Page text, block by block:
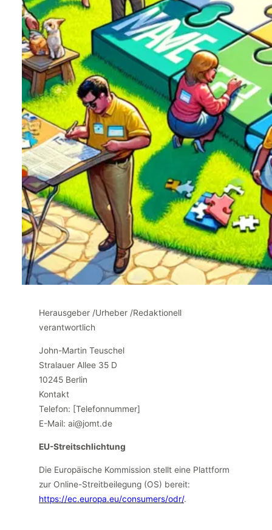
Herausgeber /Urheber /Redaktionell
verantwortlich
John-Martin Teuschel
Stralauer Allee 35 D
10245 Berlin
Kontakt
Telefon: [Telefonnummer]
E-Mail: ai@jomt.de
EU-Streitschlichtung
Die Europäische Kommission stellt eine Plattform
zur Online-Streitbeilegung (OS) bereit:
https://ec.europa.eu/consumers/odr/.